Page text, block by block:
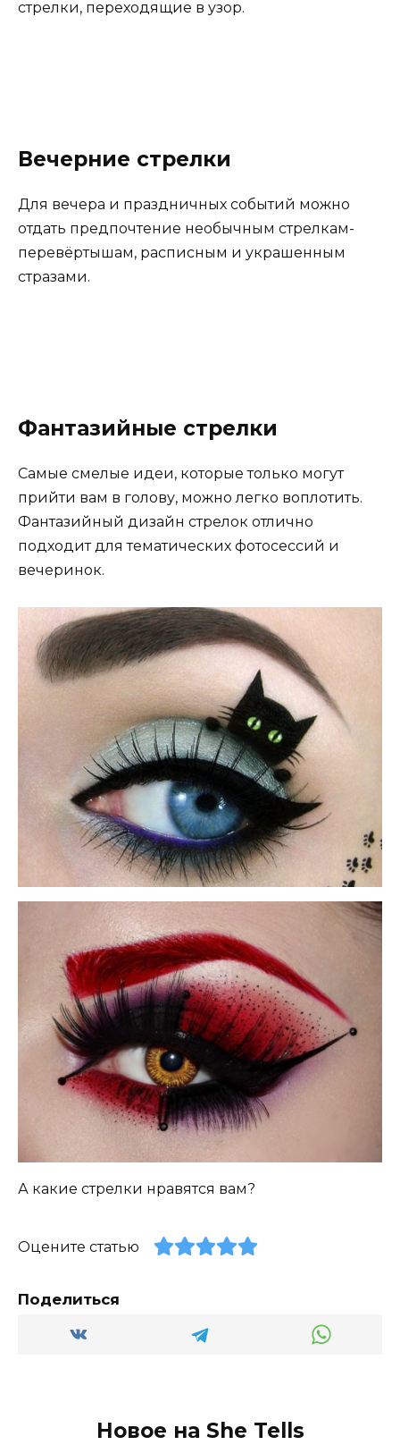
стрелки, переходящие в узор.
Вечерние стрелки
Для вечера и праздничных событий можно
отдать предпочтение необычным стрелкам-
перевёртышам, расписным и украшенным
стразами.
Фантазийные стрелки
Самые смелые идеи, которые только могут
прийти вам в голову, можно легко воплотить.
Фантазийный дизайн стрелок отлично
подходит для тематических фотосессий и
вечеринок.
А какие стрелки нравятся вам?
Оцените статью
Поделиться
Новое на She Tells